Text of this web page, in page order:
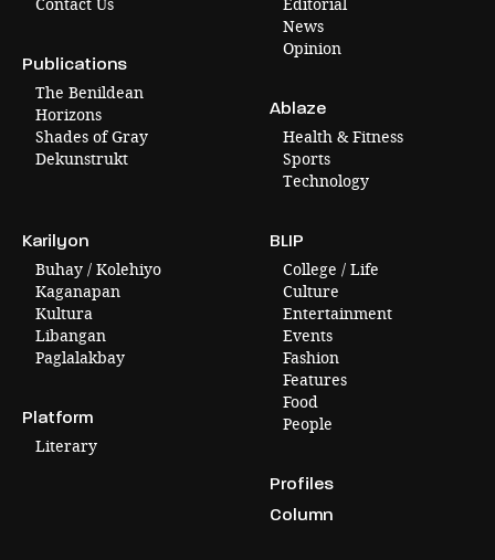
Publications
The Benildean
Horizons
Shades of Gray
Dekunstrukt
News
Opinion
Ablaze
Health & Fitness
Sports
Technology
Karilyon
Buhay / Kolehiyo
Kaganapan
Kultura
Libangan
Paglalakbay
Platform
Literary
BLIP
College / Life
Culture
Entertainment
Events
Fashion
Features
Food
People
Profiles
Column